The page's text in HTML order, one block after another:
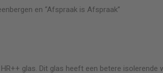
en “Afspraak is Afspraak”
glas. Dit glas heeft een betere isolerende